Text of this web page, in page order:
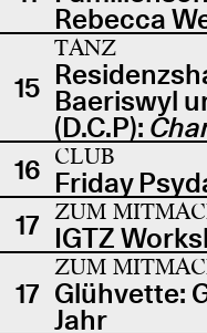
Rebecca
15
TANZ
Baeriswyl
(D.C.P):
16 CLUB
Friday
17 ZUM
IGTZ
17
ZUM
Glühvette:
Jahr